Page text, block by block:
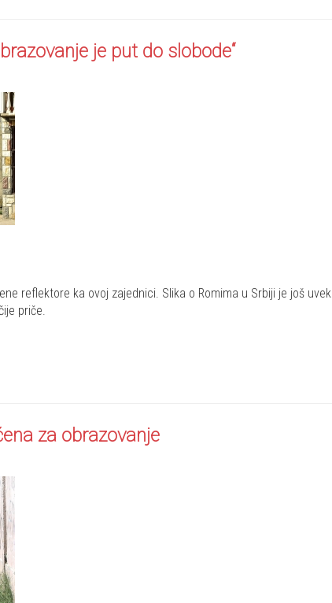
je put do slobode“
reflektore ka ovoj zajednici. Slika o Romima u Srbiji je još uvek
priče.
za obrazovanje